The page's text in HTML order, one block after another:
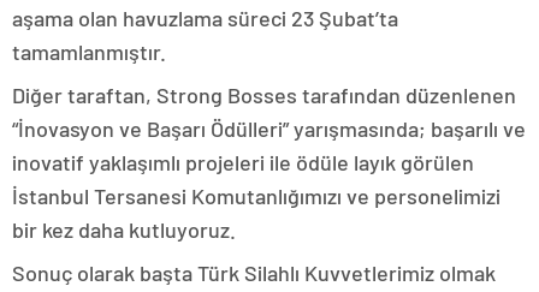
aşama olan havuzlama süreci 23 Şubat’ta
tamamlanmıştır.
Diğer taraftan, Strong Bosses tarafından düzenlenen
“İnovasyon ve Başarı Ödülleri” yarışmasında; başarılı ve
inovatif yaklaşımlı projeleri ile ödüle layık görülen
İstanbul Tersanesi Komutanlığımızı ve personelimizi
bir kez daha kutluyoruz.
Sonuç olarak başta Türk Silahlı Kuvvetlerimiz olmak